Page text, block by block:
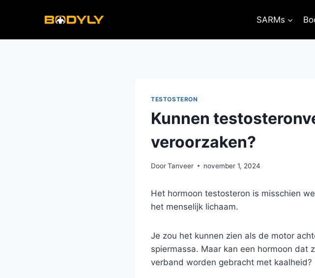
SARMs
TESTOSTERON
Kunnen
veroorzaken?
DoorTanveer november 1, 2024
Het hormoon testosteron is misschien
het menselijk lichaam.
Je zou het kunnen zien als de motor
spiermassa. Maar kan een hormoon dat
verband worden gebracht met kaalheid?